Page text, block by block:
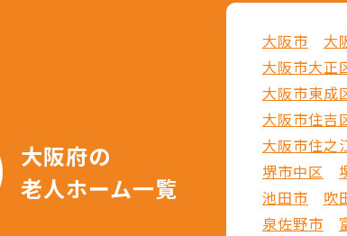
大阪府の
老人ホーム一覧
大阪市 大
大阪市大正
大阪市東成
大阪市住吉
大阪市住之
堺市中区
池田市
吹
泉佐野市